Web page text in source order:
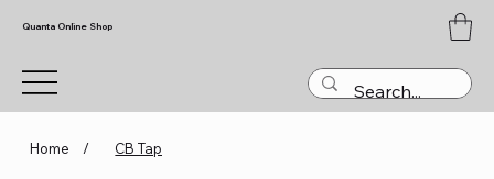
Quanta Online Shop
Home / CB Tap